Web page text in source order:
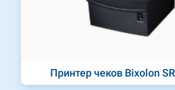
Принтер чеков Bixolon